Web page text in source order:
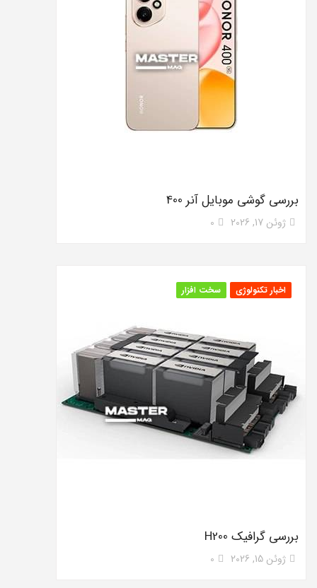
بررسی گوشی موبایل آنر 400
ژوئن 17, 2026 0
اخبار تکنولوژی سخت افزار
بررسی گرافیک H200
ژوئن 15, 2026 0